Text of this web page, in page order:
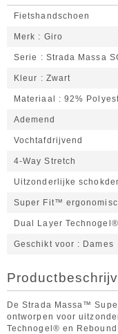
Fietshandschoen
Merk Giro
Serie Strada Massa
Kleur Zwart
Materiaal 92%
Ademend
Vochtafdrijvend
4-Way Stretch
Uitzonderlijke
Super Fit™
Dual Layer
Geschikt voor Dames
De Strada Massa™
ontworpen voor
Technogel® en